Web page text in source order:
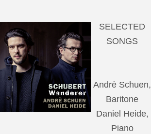
SELECTED
SONGS
Andrè Schuen,
Baritone
Daniel Heide,
Piano